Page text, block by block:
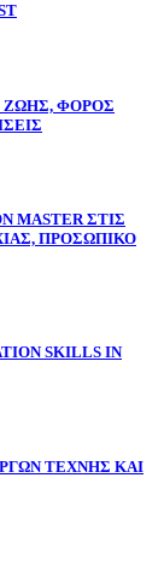
ΖΩΗΣ, ΦΟΡΟΣ
MASTER ΣΤΙΣ
ΠΡΟΣΩΠΙΚΟ
SKILLS IN
ΤΕΧΝΗΣ ΚΑΙ